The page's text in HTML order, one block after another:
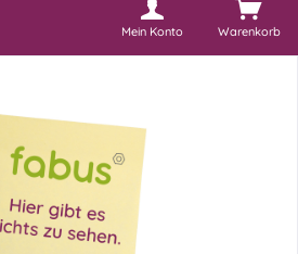
Warenkorb
Mein Konto